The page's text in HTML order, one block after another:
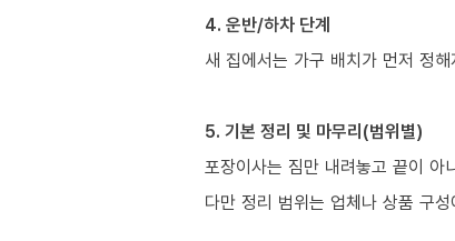
4. 운반/하차 단계
새 집에서는 가구 배치가 먼저 정
5. 기본 정리 및 마무리(범위별)
포장이사는 짐만 내려놓고 끝이 아
다만 정리 범위는 업체나 상품 구